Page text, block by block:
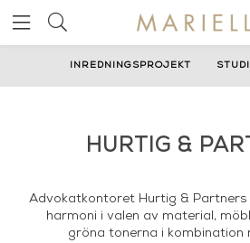
INREDNINGSPROJEKT
HURTIG &
Advokatkontoret Hurtig &
harmoni i valen av material,
gröna tonerna i kombination